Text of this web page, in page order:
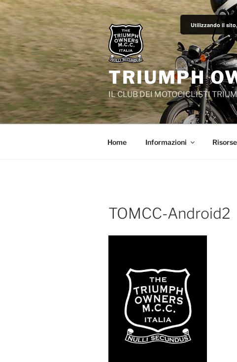
Salta
al
contenuto
TRIUMPH
IL CLUB DEI MOTOCICLISTI
Home Informazioni Risorse
TOMCC-Android2
Utilizzando il